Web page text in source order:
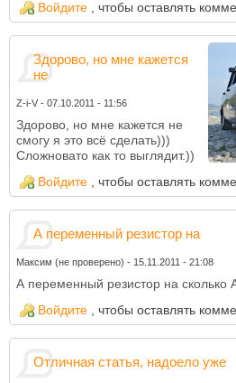
Войдите , чтобы оставлять
Здорово, но мне кажется
не
Z-i-V- 07.10.2011 - 11:56
Здорово, но мне кажется не
смогу я это всё сделать)))
Сложновато как то выглядит.))
Войдите , чтобы оставлять
А переменный резистор на
Максим (не проверено) - 15.11.2011 - 21:08
А переменный резистор на сколько
Войдите , чтобы оставлять
Отличная статья, надоело уже